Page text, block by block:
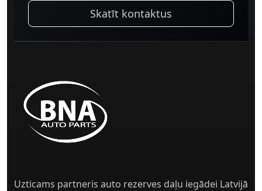
Skatīt kontaktus
Uzticams partneris auto rezerves daļu iegādei Latvijā